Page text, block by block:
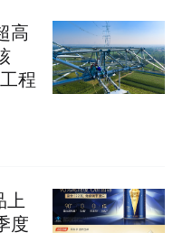
高
程
上
度